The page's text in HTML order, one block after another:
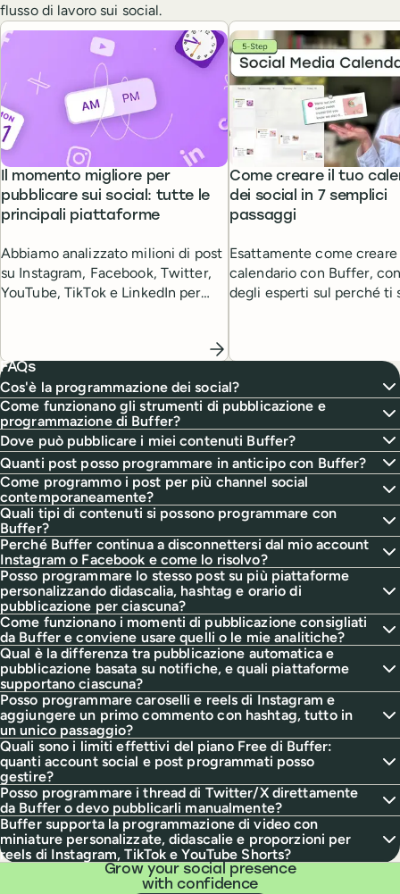
flusso di lavoro sui social.
Il momento migliore per
pubblicare sui social: tutte le
principali piattaforme
Abbiamo analizzato milioni di post
su Instagram, Facebook, Twitter,
YouTube, TikTok e LinkedIn per
Come creare il tuo
dei social in 7 semplici
passaggi
Esattamente come
calendario con Buffer,
degli esperti sul perché ti
FAQs
Cos'è la programmazione dei social?
Come funzionano gli strumenti di pubblicazione e
programmazione di Buffer?
Dove può pubblicare i miei contenuti Buffer?
Quanti post posso programmare in anticipo con Buffer?
Come programmo i post per più channel social
contemporaneamente?
Quali tipi di contenuti si possono programmare con
Buffer?
Perché Buffer continua a disconnettersi dal mio account
Instagram o Facebook e come lo risolvo?
Posso programmare lo stesso post su più piattaforme
personalizzando didascalia, hashtag e orario di
pubblicazione per ciascuna?
Come funzionano i momenti di pubblicazione consigliati
da Buffer e conviene usare quelli o le mie analitiche?
Qual è la differenza tra pubblicazione automatica e
pubblicazione basata su notifiche, e quali piattaforme
supportano ciascuna?
Posso programmare caroselli e reels di Instagram e
aggiungere un primo commento con hashtag, tutto in
un unico passaggio?
Quali sono i limiti effettivi del piano Free di Buffer:
quanti account social e post programmati posso
gestire?
Posso programmare i thread di Twitter/X direttamente
da Buffer o devo pubblicarli manualmente?
Buffer supporta la programmazione di video con
miniature personalizzate, didascalie e proporzioni per
reels di Instagram, TikTok e YouTube Shorts?
Grow your social presence
with confidence